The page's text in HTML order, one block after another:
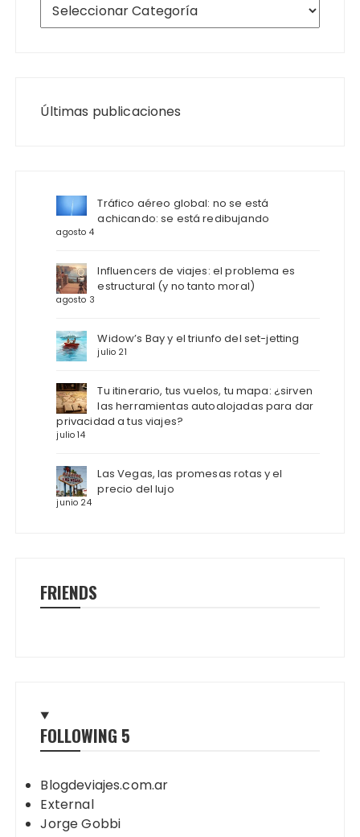
Últimas publicaciones
Tráfico aéreo global: no se está
achicando: se está redibujando
agosto 4
Influencers de viajes: el problema es
estructural (y no tanto moral)
agosto 3
Widow’s Bay y el triunfo del set-jetting
julio 21
Tu itinerario, tus vuelos, tu mapa: ¿sirven
las herramientas autoalojadas para dar
privacidad a tus viajes?
julio 14
Las Vegas, las promesas rotas y el
precio del lujo
junio 24
FRIENDS
FOLLOWING 5
Blogdeviajes.com.ar
External
Jorge Gobbi